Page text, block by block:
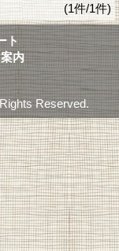
(1件/1件)
ト
内
Reserved.